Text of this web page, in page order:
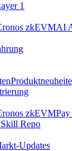
1
zkEVMAI
zkEVM
Repo
Updates